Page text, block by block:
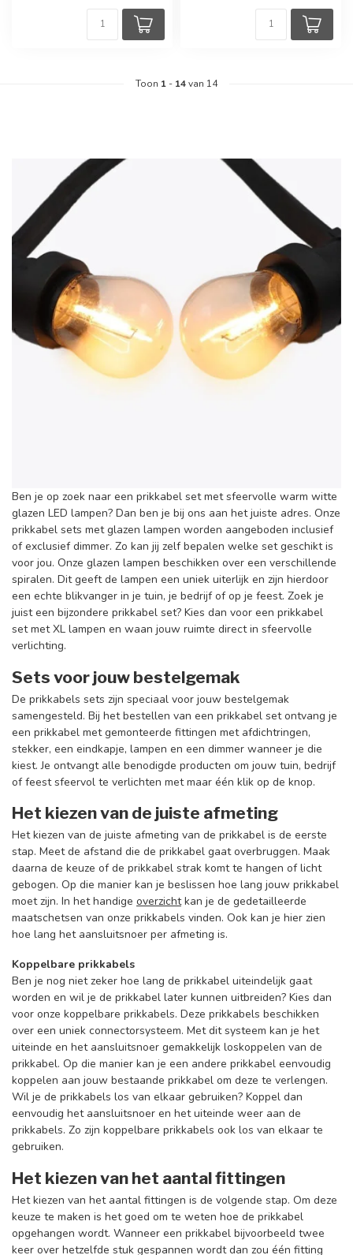
Toon 1 - 14van 14
Ben je op zoek naar een prikkabel set met sfeervolle warm witte
glazen LED lampen? Dan ben je bij ons aan het juiste adres. Onze
prikkabel sets met glazen lampen worden aangeboden inclusief
of exclusief dimmer. Zo kan jij zelf bepalen welke set geschikt is
voor jou. Onze glazen lampen beschikken over een verschillende
spiralen. Dit geeft de lampen een uniek uiterlijk en zijn hierdoor
een echte blikvanger in je tuin, je bedrijf of op je feest. Zoek je
juist een bijzondere prikkabel set? Kies dan voor een prikkabel
set met XL lampen en waan jouw ruimte direct in sfeervolle
verlichting.
Sets voor jouw bestelgemak
De prikkabels sets zijn speciaal voor jouw bestelgemak
samengesteld. Bij het bestellen van een prikkabel set ontvang je
een prikkabel met gemonteerde fittingen met afdichtringen,
stekker, een eindkapje, lampen en een dimmer wanneer je die
kiest. Je ontvangt alle benodigde producten om jouw tuin, bedrijf
of feest sfeervol te verlichten met maar één klik op de knop.
Het kiezen van de juiste afmeting
Het kiezen van de juiste afmeting van de prikkabel is de eerste
stap. Meet de afstand die de prikkabel gaat overbruggen. Maak
daarna de keuze of de prikkabel strak komt te hangen of licht
gebogen. Op die manier kan je beslissen hoe lang jouw prikkabel
moet zijn. In het handige overzichtkan je de gedetailleerde
maatschetsen van onze prikkabels vinden. Ook kan je hier zien
hoe lang het aansluitsnoer per afmeting is.
Koppelbare prikkabels
Ben je nog niet zeker hoe lang de prikkabel uiteindelijk gaat
worden en wil je de prikkabel later kunnen uitbreiden? Kies dan
voor onze koppelbare prikkabels. Deze prikkabels beschikken
over een uniek connectorsysteem. Met dit systeem kan je het
uiteinde en het aansluitsnoer gemakkelijk loskoppelen van de
prikkabel. Op die manier kan je een andere prikkabel eenvoudig
koppelen aan jouw bestaande prikkabel om deze te verlengen.
Wil je de prikkabels los van elkaar gebruiken? Koppel dan
eenvoudig het aansluitsnoer en het uiteinde weer aan de
prikkabels. Zo zijn koppelbare prikkabels ook los van elkaar te
gebruiken.
Het kiezen van het aantal fittingen
Het kiezen van het aantal fittingen is de volgende stap. Om deze
keuze te maken is het goed om te weten hoe de prikkabel
opgehangen wordt. Wanneer een prikkabel bijvoorbeeld twee
keer over hetzelfde stuk gespannen wordt dan zou één fitting